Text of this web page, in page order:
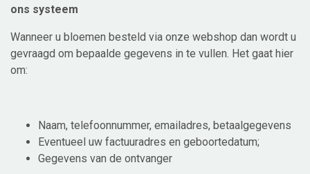
ons systeem
Wanneer u bloemen besteld via onze webshop dan wordt u
gevraagd om bepaalde gegevens in te vullen. Het gaat hier
om:
Naam, telefoonnummer, emailadres, betaalgegevens
Eventueel uw factuuradres en geboortedatum;
Gegevens van de ontvanger